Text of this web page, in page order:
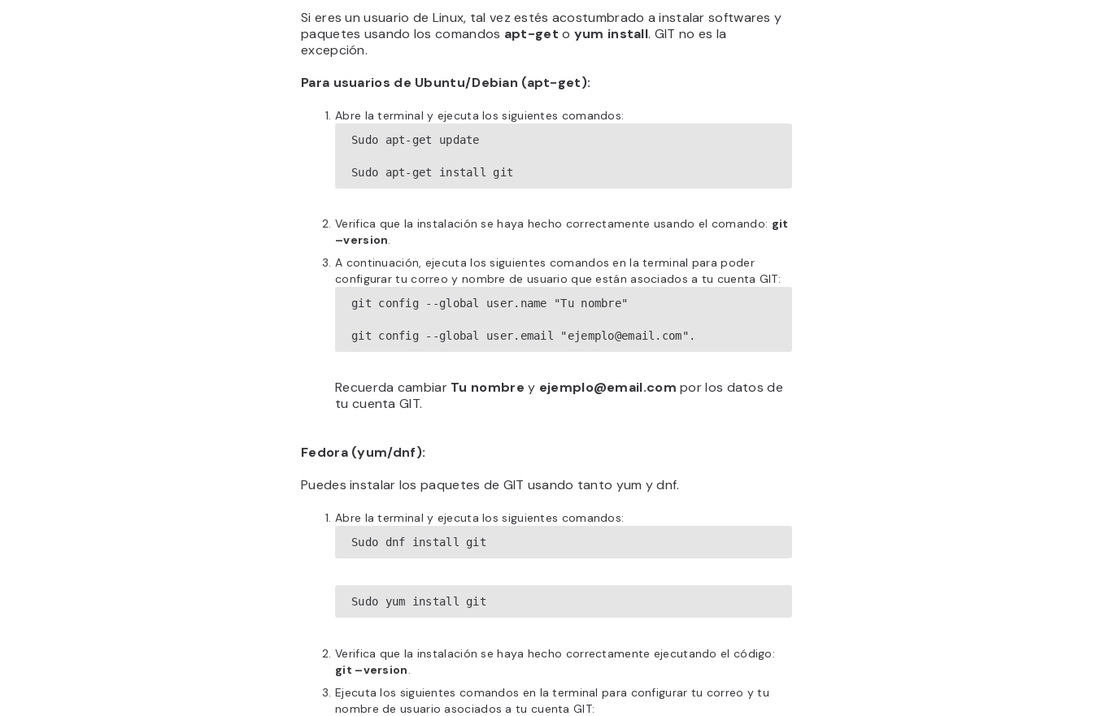
Si eres un usuario de Linux, tal vez estés acostumbrado a instalar softwares y
paquetes usando los comandos apt-get o yum install. GIT no es la
excepción.
Para usuarios de Ubuntu/Debian (apt-get):
Abre la terminal y ejecuta los siguientes comandos:
Sudo apt-get update
Sudo apt-get install git
Verifica que la instalación se haya hecho correctamente usando el comando: git
–version.
A continuación, ejecuta los siguientes comandos en la terminal para poder
configurar tu correo y nombre de usuario que están asociados a tu cuenta GIT:
git config --global user.name "Tu nombre"
git config --global user.email "ejemplo@email.com".
Recuerda cambiar Tu nombre y ejemplo@email.com por los datos de
tu cuenta GIT.
Fedora (yum/dnf):
Puedes instalar los paquetes de GIT usando tanto yum y dnf.
Abre la terminal y ejecuta los siguientes comandos:
Sudo dnf install git
Sudo yum install git
Verifica que la instalación se haya hecho correctamente ejecutando el código:
git –version.
Ejecuta los siguientes comandos en la terminal para configurar tu correo y tu
nombre de usuario asociados a tu cuenta GIT: